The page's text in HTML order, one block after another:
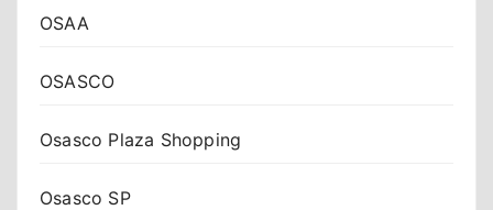
OSAA
OSASCO
Osasco Plaza Shopping
Osasco SP